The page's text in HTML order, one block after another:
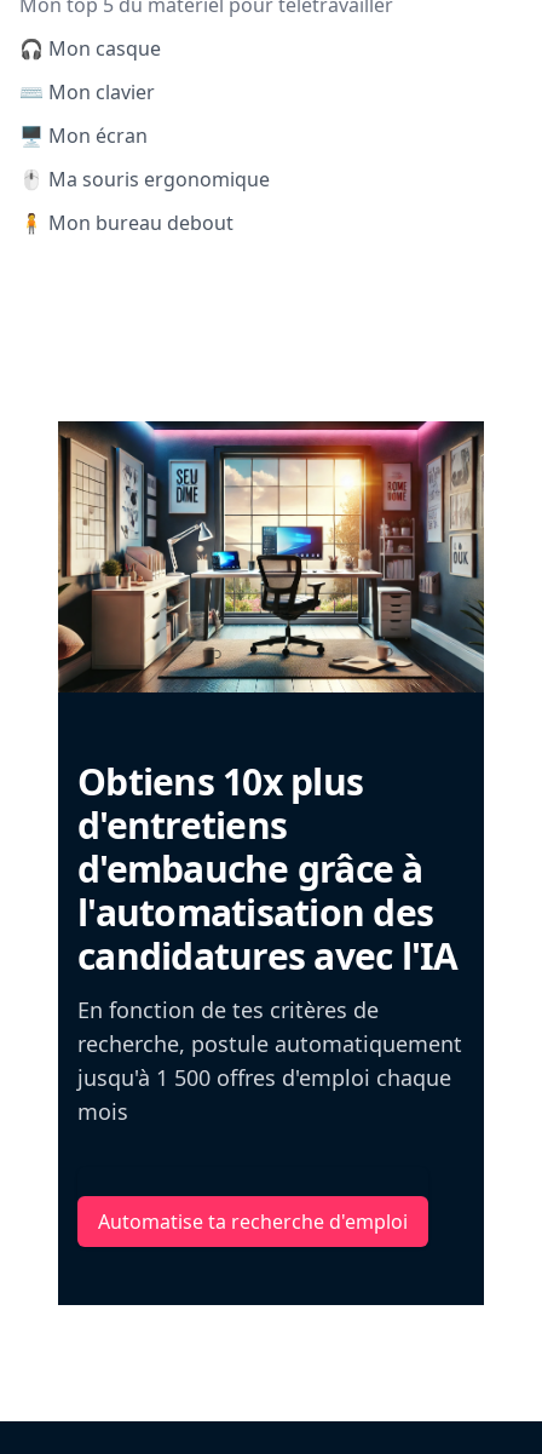
🎧 Mon casque
⌨️ Mon clavier
🖥️ Mon écran
🖱️ Ma souris ergonomique
🧍 Mon bureau debout
Obtiens 10x plus
d'entretiens
d'embauche grâce à
l'automatisation des
candidatures avec l'IA
En fonction de tes critères de
recherche, postule automatiquement
jusqu'à 1 500 offres d'emploi chaque
mois
Automatise ta recherche d'emploi